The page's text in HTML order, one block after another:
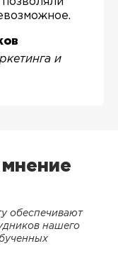
и
мнение
обеспечивают
нашего